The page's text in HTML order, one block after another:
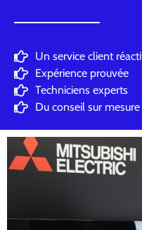
Un service client
Expérience prouvée
Techniciens experts
Du conseil sur mesure